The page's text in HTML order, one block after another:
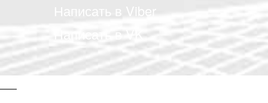
Написать в Viber
Написать в VK